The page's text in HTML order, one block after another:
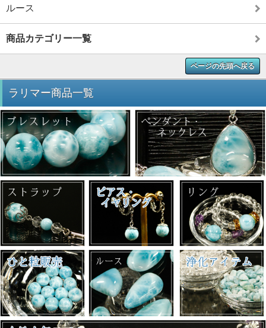
ルース
商品カテゴリー一覧
ページの先頭へ戻る
ラリマー商品一覧